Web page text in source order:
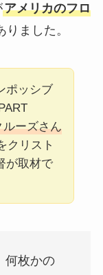
アメリカのフロ
ました。
ポッシブ
ルーズさん
クリスト
が取材で
何枚かの